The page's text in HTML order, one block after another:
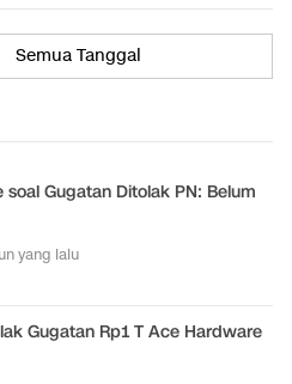
Gugatan Ditolak PN: Belum
yang lalu
Gugatan Rp1 T Ace Hardware